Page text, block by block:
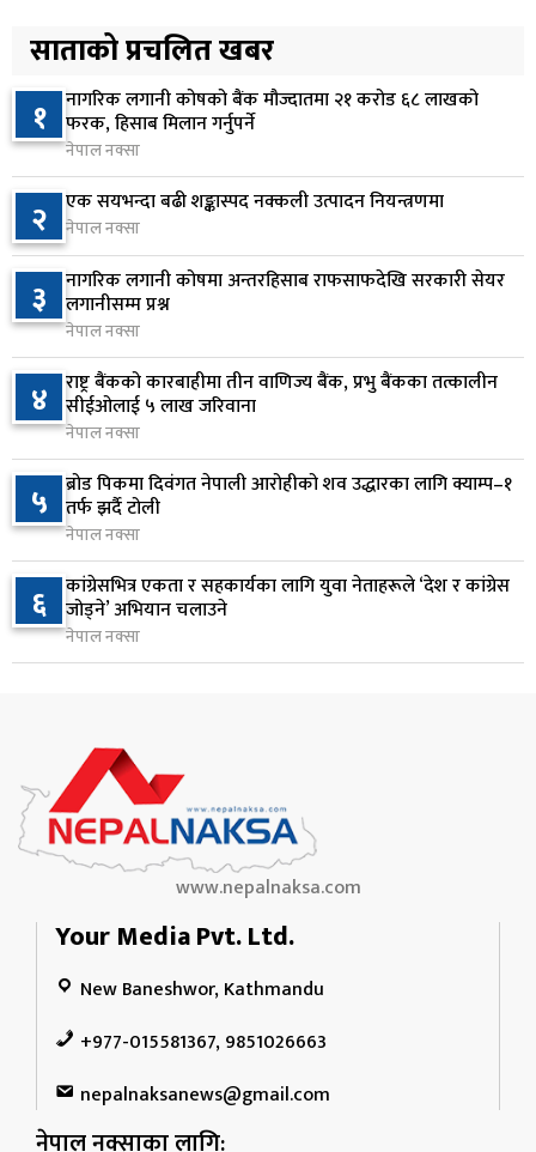
५
प्रस्तुत हुने
१४ घण्टा अघि
६
आज बस्ने भनिएको राष्ट्रिय सभाको बैठक बुधबारका लागि
सर्‍यो
१४ घण्टा अघि
७
वीरगञ्जमा ट्यांकरको सिल खोलेर तेल निकाल्ने सात जना
रंगेहात पक्राउ
१४ घण्टा अघि
८
जन्मसिद्ध नागरिकता कडा बनाउने ट्रम्पको नयाँ प्रयास, दुई
कार्यकारी आदेश जारी
१४ घण्टा अघि
९ राप्रपाको निर्णय: बागमती प्रदेश सरकारमा सहभागी नहुने
१५ घण्टा अघि
१०
२५० रुपैयाँको सामान किन्दा कञ्चनपुरका उपभोक्ताले
जिते १० लाख
१५ घण्टा अघि
साताको प्रचलित खबर
१ नागरिक लगानी कोषको बैंक मौज्दातमा २१ करोड ६८ लाखको
फरक, हिसाब मिलान गर्नुपर्ने
नेपाल नक्सा
२ एक सयभन्दा बढी शङ्कास्पद नक्कली उत्पादन नियन्त्रणमा
नेपाल नक्सा
३ नागरिक लगानी कोषमा अन्तरहिसाब राफसाफदेखि सरकारी सेयर
लगानीसम्म प्रश्न
नेपाल नक्सा
४ राष्ट्र बैंकको कारबाहीमा तीन वाणिज्य बैंक, प्रभु बैंकका तत्कालीन
सीईओलाई ५ लाख जरिवाना
नेपाल नक्सा
५ ब्रोड पिकमा दिवंगत नेपाली आरोहीको शव उद्धारका लागि क्याम्प–१
तर्फ झर्दै टोली
नेपाल नक्सा
६ कांग्रेसभित्र एकता र सहकार्यका लागि युवा नेताहरूले ‘देश र कांग्रेस
जोड्ने’ अभियान चलाउने
नेपाल नक्सा
www.nepalnaksa.com
Your Media Pvt. Ltd.
New Baneshwor, Kathmandu
+977-015581367, 9851026663
nepalnaksanews@gmail.com
नेपाल नक्साका लागि: